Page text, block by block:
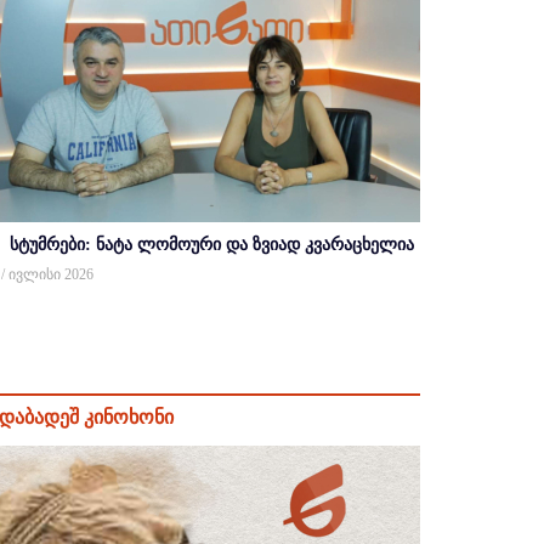
სტუმრები: ნატა ლომოური და ზვიად კვარაცხელია
/ ივლისი 2026
კინოხონი